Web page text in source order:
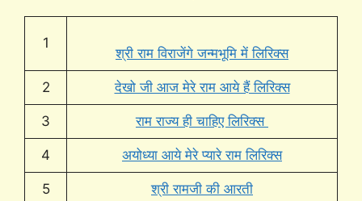
1
श्री राम विराजेंगे जन्मभूमि में लिरिक्स
2 देखो जी आज मेरे राम आये हैं लिरिक्स
3 राम राज्य ही चाहिए लिरिक्स
4 अयोध्या आये मेरे प्यारे राम लिरिक्स
5 श्री रामजी की आरती